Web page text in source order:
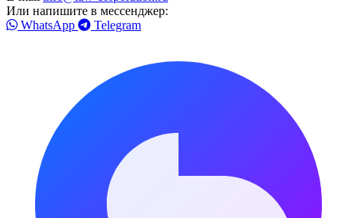
Или напишите в мессенджер:
WhatsApp
Telegram